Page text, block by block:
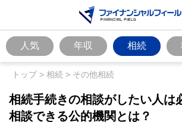
人気 年収 相続
トップ> 相続 > その他相続
相続手続きの相談がしたい人
相談できる公的機関とは？